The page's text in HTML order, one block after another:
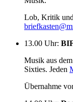
Lob, Kritik
13.00 Uhr:
Musik aus
Sixties. Jeden
Übernahme